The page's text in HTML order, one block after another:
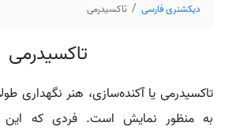
دیکشنری فارسی تاکسیدرمی
تاکسیدرمی
تاکسیدرمی یا آکنده‌سازی، هنر نگهداری
به منظور نمایش است. فردی که این